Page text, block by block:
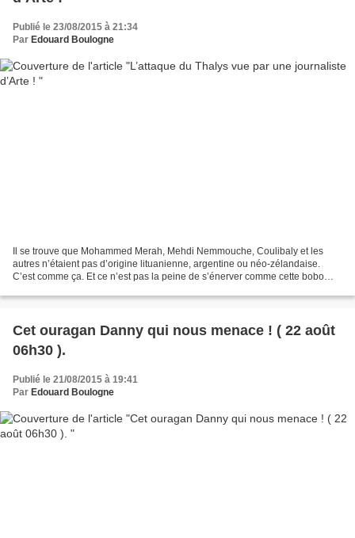
Publié le 23/08/2015 à 21:34
Par Edouard Boulogne
Il se trouve que Mohammed Merah, Mehdi Nemmouche, Coulibaly et les
autres n’étaient pas d’origine lituanienne, argentine ou néo-zélandaise.
C’est comme ça. Et ce n’est pas la peine de s’énerver comme cette bobo
Cet ouragan Danny qui nous menace ! ( 22 août
06h30 ).
Publié le 21/08/2015 à 19:41
Par Edouard Boulogne